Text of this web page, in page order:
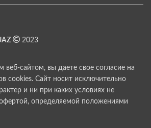
2023
веб-сайтом, вы даете свое согласие на
cookies. Сайт носит исключительно
и ни при каких условиях не
определяемой положениями